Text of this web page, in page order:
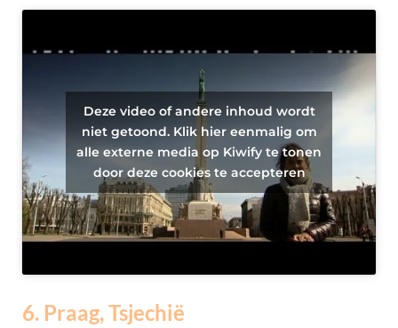
Deze video of andere inhoud wordt
niet getoond. Klik hier eenmalig om
alle externe media op Kiwify te tonen
door deze cookies te accepteren
6. Praag, Tsjechië